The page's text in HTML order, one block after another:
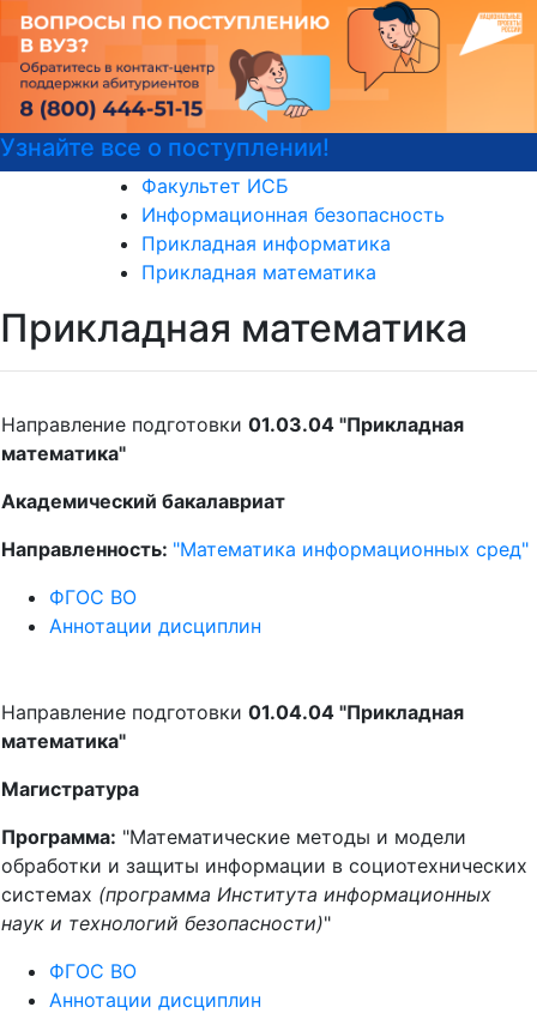
все о поступлении!
Факультет ИСБ
Информационная безопасность
Прикладная информатика
Прикладная математика
Прикладная математика
Направление подготовки 01.03.04 "Прикладная
математика"
Академический бакалавриат
Направленность: "Математика информационных сред"
ФГОС ВО
Аннотации дисциплин
Направление подготовки 01.04.04 "Прикладная
математика"
Магистратура
Программа: "Математические методы и модели
обработки и защиты информации в социотехнических
системах (программа Института информационных
наук и технологий безопасности)"
ФГОС ВО
Аннотации дисциплин